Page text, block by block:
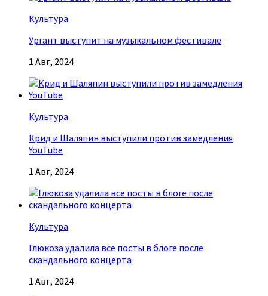
Культура
Ургант выступит на музыкальном фестивале
1 Авг, 2024
Культура
Крид и Шаляпин выступили против замедления
YouTube
1 Авг, 2024
Культура
Глюкоза удалила все посты в блоге после
скандального концерта
1 Авг, 2024